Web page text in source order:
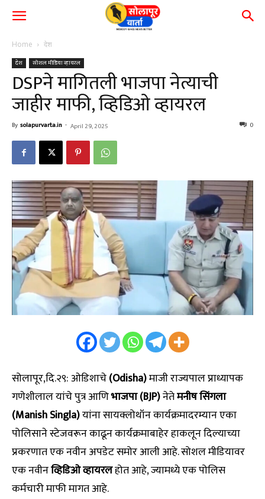
Home देश
देश सोशल मीडिया व्हायरल
DSPने मागितली भाजपा नेत्याची
जाहीर माफी, व्हिडिओ व्हायरल
By solapurvarta.in - April 29, 2025 0
सोलापूर,दि.२९: ओडिशाचे(Odisha)माजी राज्यपाल प्राध्यापक
गणेशीलाल यांचे पुत्र आणिभाजपा (BJP)नेतेमनीष सिंगला
(Manish Singla)यांना सायक्लोथॉन कार्यक्रमादरम्यान एका
पोलिसाने स्टेजवरून काढून कार्यक्रमाबाहेर हाकलून दिल्याच्या
प्रकरणात एक नवीन अपडेट समोर आली आहे. सोशल मीडियावर
एक नवीनव्हिडिओ व्हायरलहोत आहे, ज्यामध्ये एक पोलिस
कर्मचारी माफी मागत आहे.